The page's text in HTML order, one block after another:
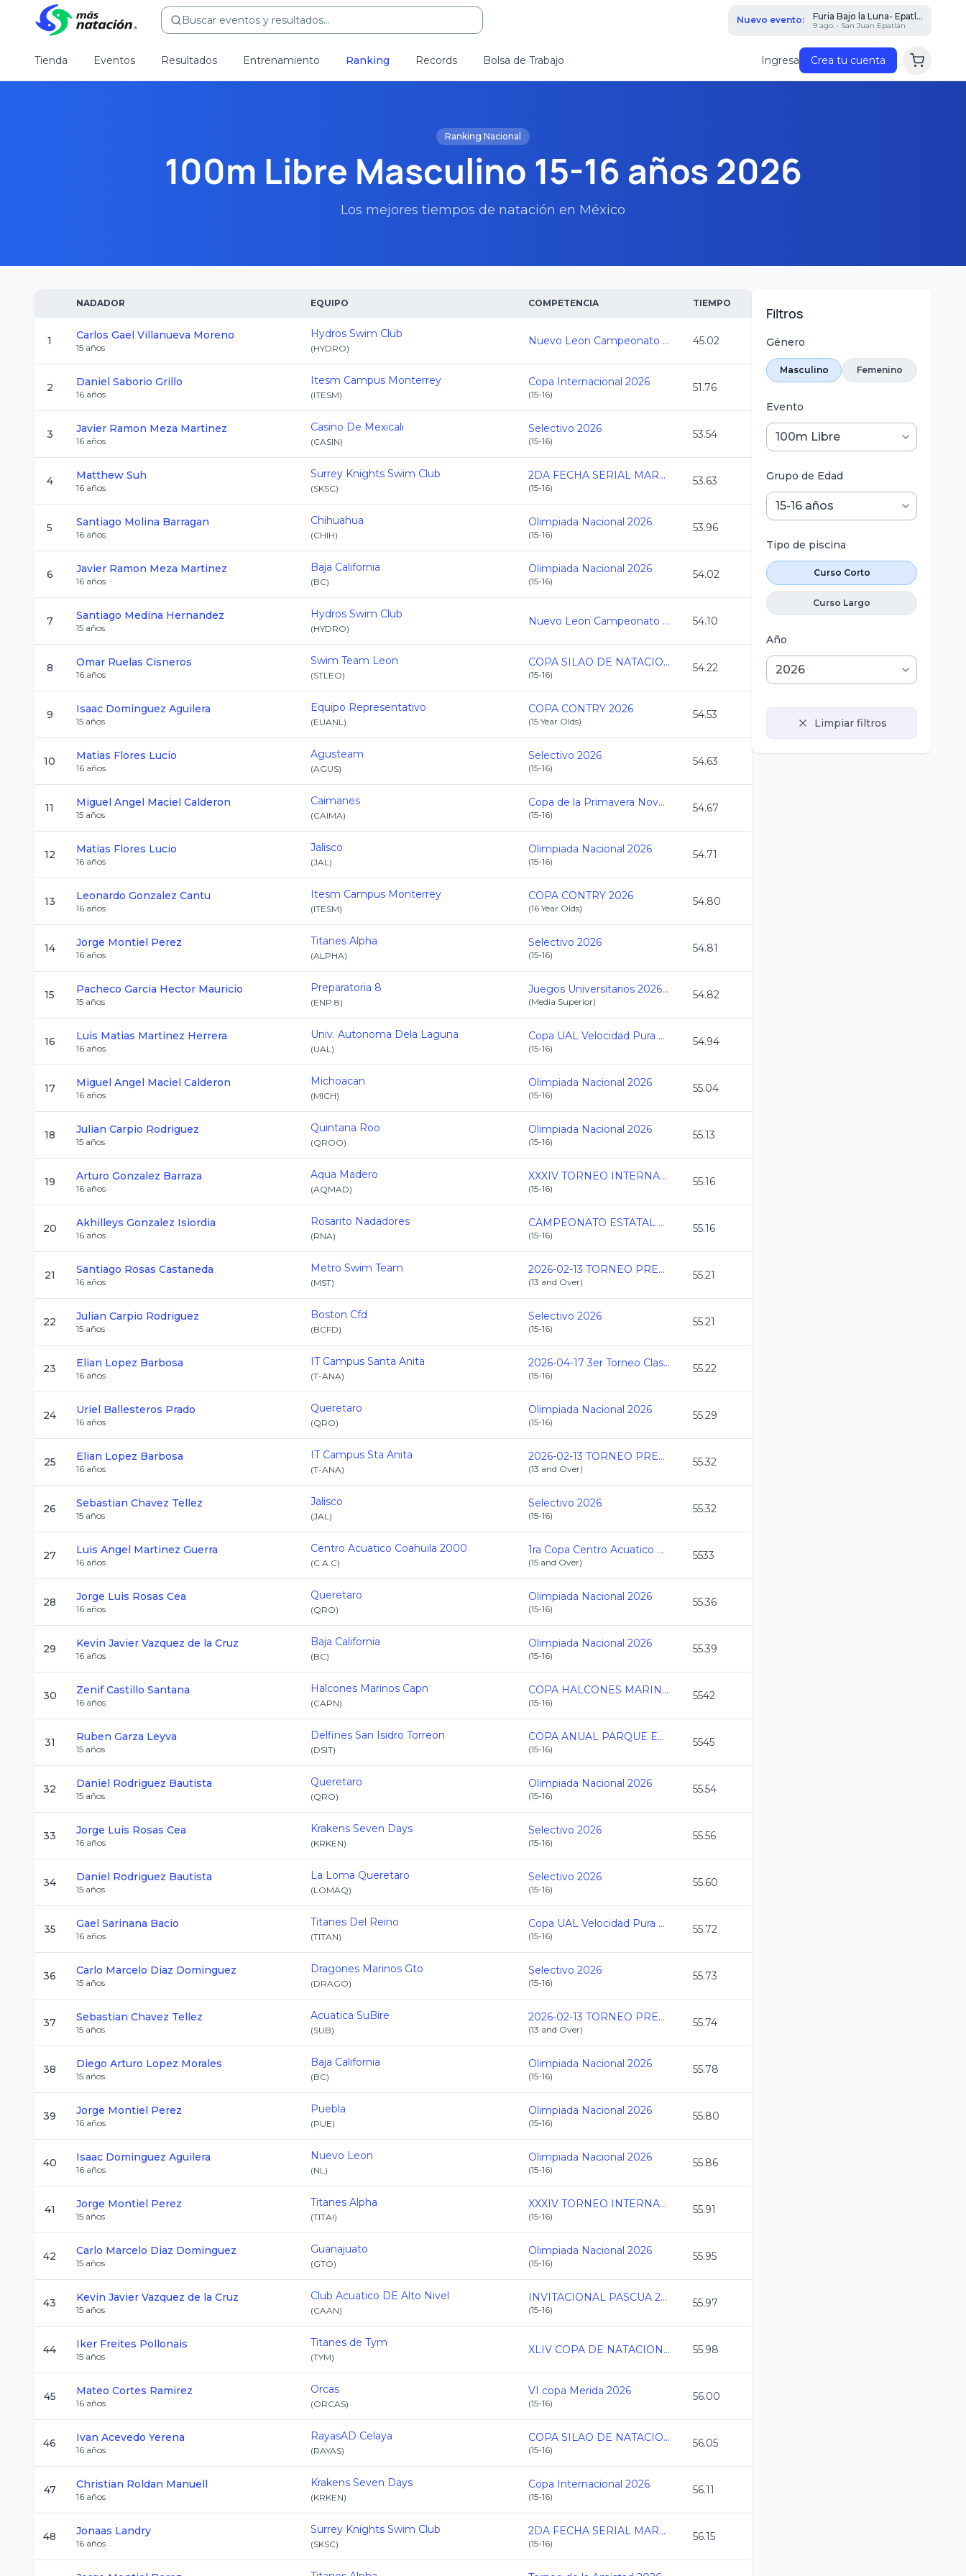
Buscar eventos y resultados... Nuevo evento: Furia Bajo la Luna- Epatl...
9 ago. • San Juan Epatlán
Tienda Eventos Resultados Entrenamiento Ranking Records Bolsa de Trabajo Ingresa Crea tu cuenta
Ranking Nacional
100m Libre Masculino 15-16 años 2026
Los mejores tiempos de natación en México
NADADOR EQUIPO COMPETENCIA TIEMPO
1 Carlos Gael Villanueva Moreno
15 años
Hydros Swim Club
(HYDRO)
Nuevo Leon Campeonato Estatal C L 2026 45.02
2 Daniel Saborio Grillo
16 años
Itesm Campus Monterrey
(ITESM)
Copa Internacional 2026
(15-16)
51.76
3 Javier Ramon Meza Martinez
16 años
Casino De Mexicali
(CASIN)
Selectivo 2026
(15-16)
53.54
4 Matthew Suh
16 años
Surrey Knights Swim Club
(SKSC)
2DA FECHA SERIAL MARLINS MARZO 2026
(15-16)
53.63
5 Santiago Molina Barragan
16 años
Chihuahua
(CHIH)
Olimpiada Nacional 2026
(15-16)
53.96
6 Javier Ramon Meza Martinez
16 años
Baja California
(BC)
Olimpiada Nacional 2026
(15-16)
54.02
7 Santiago Medina Hernandez
15 años
Hydros Swim Club
(HYDRO)
Nuevo Leon Campeonato Estatal C L 2026 54.10
8 Omar Ruelas Cisneros
16 años
Swim Team Leon
(STLEO)
COPA SILAO DE NATACION
(15-16)
54.22
9 Isaac Dominguez Aguilera
15 años
Equipo Representativo
(EUANL)
COPA CONTRY 2026
(15 Year Olds)
54.53
10 Matias Flores Lucio
16 años
Agusteam
(AGUS)
Selectivo 2026
(15-16)
54.63
11 Miguel Angel Maciel Calderon
15 años
Caimanes
(CAIMA)
Copa de la Primavera Novatos y Clasificados
(15-16)
54.67
12 Matias Flores Lucio
16 años
Jalisco
(JAL)
Olimpiada Nacional 2026
(15-16)
54.71
13 Leonardo Gonzalez Cantu
16 años
Itesm Campus Monterrey
(ITESM)
COPA CONTRY 2026
(16 Year Olds)
54.80
14 Jorge Montiel Perez
16 años
Titanes Alpha
(ALPHA)
Selectivo 2026
(15-16)
54.81
15 Pacheco Garcia Hector Mauricio
15 años
Preparatoria 8
(ENP 8)
Juegos Universitarios 2026 Med Sup y Sup
(Media Superior)
54.82
16 Luis Matias Martinez Herrera
16 años
Univ. Autonoma Dela Laguna
(UAL)
Copa UAL Velocidad Pura 2026
(15-16)
54.94
17 Miguel Angel Maciel Calderon
16 años
Michoacan
(MICH)
Olimpiada Nacional 2026
(15-16)
55.04
18 Julian Carpio Rodriguez
15 años
Quintana Roo
(QROO)
Olimpiada Nacional 2026
(15-16)
55.13
19 Arturo Gonzalez Barraza
16 años
Aqua Madero
(AQMAD)
XXXIV TORNEO INTERNACIONAL ALVARO ARMAS
(15-16)
55.16
20 Akhilleys Gonzalez Isiordia
16 años
Rosarito Nadadores
(RNA)
CAMPEONATO ESTATAL 2026
(15-16)
55.16
21 Santiago Rosas Castaneda
16 años
Metro Swim Team
(MST)
2026-02-13 TORNEO PREPARACION CLAS
(13 and Over)
55.21
22 Julian Carpio Rodriguez
15 años
Boston Cfd
(BCFD)
Selectivo 2026
(15-16)
55.21
23 Elian Lopez Barbosa
16 años
IT Campus Santa Anita
(T-ANA)
2026-04-17 3er Torneo Clasificados
(15-16)
55.22
24 Uriel Ballesteros Prado
16 años
Queretaro
(QRO)
Olimpiada Nacional 2026
(15-16)
55.29
25 Elian Lopez Barbosa
16 años
IT Campus Sta Anita
(T-ANA)
2026-02-13 TORNEO PREPARACION CLAS
(13 and Over)
55.32
26 Sebastian Chavez Tellez
15 años
Jalisco
(JAL)
Selectivo 2026
(15-16)
55.32
27 Luis Angel Martinez Guerra
16 años
Centro Acuatico Coahuila 2000
(C.A.C)
1ra Copa Centro Acuatico Monterrey 2026
(15 and Over)
5533
28 Jorge Luis Rosas Cea
16 años
Queretaro
(QRO)
Olimpiada Nacional 2026
(15-16)
55.36
29 Kevin Javier Vazquez de la Cruz
16 años
Baja California
(BC)
Olimpiada Nacional 2026
(15-16)
55.39
30 Zenif Castillo Santana
16 años
Halcones Marinos Capn
(CAPN)
COPA HALCONES MARINOS 2026
(15-16)
5542
31 Ruben Garza Leyva
15 años
Delfines San Isidro Torreon
(DSIT)
COPA ANUAL PARQUE ESPANA 2026
(15-16)
5545
32 Daniel Rodriguez Bautista
15 años
Queretaro
(QRO)
Olimpiada Nacional 2026
(15-16)
55.54
33 Jorge Luis Rosas Cea
16 años
Krakens Seven Days
(KRKEN)
Selectivo 2026
(15-16)
55.56
34 Daniel Rodriguez Bautista
15 años
La Loma Queretaro
(LOMAQ)
Selectivo 2026
(15-16)
55.60
35 Gael Sarinana Bacio
16 años
Titanes Del Reino
(TITAN)
Copa UAL Velocidad Pura 2026
(15-16)
55.72
36 Carlo Marcelo Diaz Dominguez
15 años
Dragones Marinos Gto
(DRAGO)
Selectivo 2026
(15-16)
55.73
37 Sebastian Chavez Tellez
15 años
Acuatica SuBire
(SUB)
2026-02-13 TORNEO PREPARACION CLAS
(13 and Over)
55.74
38 Diego Arturo Lopez Morales
15 años
Baja California
(BC)
Olimpiada Nacional 2026
(15-16)
55.78
39 Jorge Montiel Perez
16 años
Puebla
(PUE)
Olimpiada Nacional 2026
(15-16)
55.80
40 Isaac Dominguez Aguilera
16 años
Nuevo Leon
(NL)
Olimpiada Nacional 2026
(15-16)
55.86
41 Jorge Montiel Perez
15 años
Titanes Alpha
(TITA!)
XXXIV TORNEO INTERNACIONAL ALVARO ARMAS
(15-16)
55.91
42 Carlo Marcelo Diaz Dominguez
15 años
Guanajuato
(GTO)
Olimpiada Nacional 2026
(15-16)
55.95
43 Kevin Javier Vazquez de la Cruz
15 años
Club Acuatico DE Alto Nivel
(CAAN)
INVITACIONAL PASCUA 2026
(15-16)
55.97
44 Iker Freites Pollonais
15 años
Titanes de Tym
(TYM)
XLIV COPA DE NATACION Delago Anhuca 2026 55.98
45 Mateo Cortes Ramirez
16 años
Orcas
(ORCAS)
VI copa Merida 2026
(15-16)
56.00
46 Ivan Acevedo Yerena
16 años
RayasAD Celaya
(RAYAS)
COPA SILAO DE NATACION
(15-16)
56.05
47 Christian Roldan Manuell
16 años
Krakens Seven Days
(KRKEN)
Copa Internacional 2026
(15-16)
56.11
48 Jonaas Landry
16 años
Surrey Knights Swim Club
(SKSC)
2DA FECHA SERIAL MARLINS MARZO 2026
(15-16)
56.15
Filtros
Género
Masculino Femenino
Evento
Grupo de Edad
Tipo de piscina
Curso Corto
Curso Largo
Año
Limpiar filtros